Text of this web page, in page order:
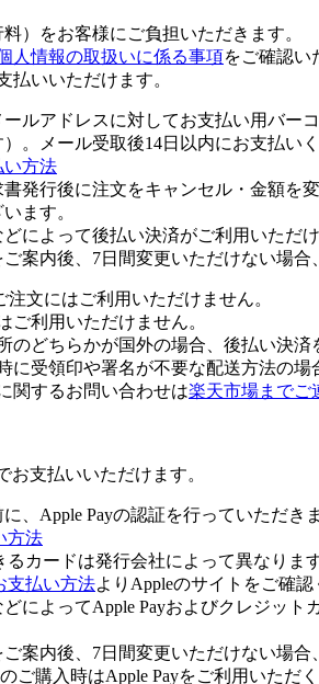
料）をお客様にご負担いただきます。
人情報の取扱いに係る事項をご確認い
払いいただけます。
ルアドレスに対してお支払い用バー
。メール受取後14日以内にお支払いく
い方法
発行後に注文をキャンセル・金額を
ます。
によって後払い決済がご利用いただ
案内後、7日間変更いただけない場
文にはご利用いただけません。
利用いただけません。
どちらかが国外の場合、後払い決済
受領印や署名が不要な配送方法の場
関するお問い合わせは楽天市場までご
お支払いいただけます。
、Apple Payの認証を行っていただきま
方法
るカードは発行会社によって異なります
支払い方法よりAppleのサイトをご確認
によってApple Payおよびクレジッ
案内後、7日間変更いただけない場
ご購入時はApple Payをご利用いただ